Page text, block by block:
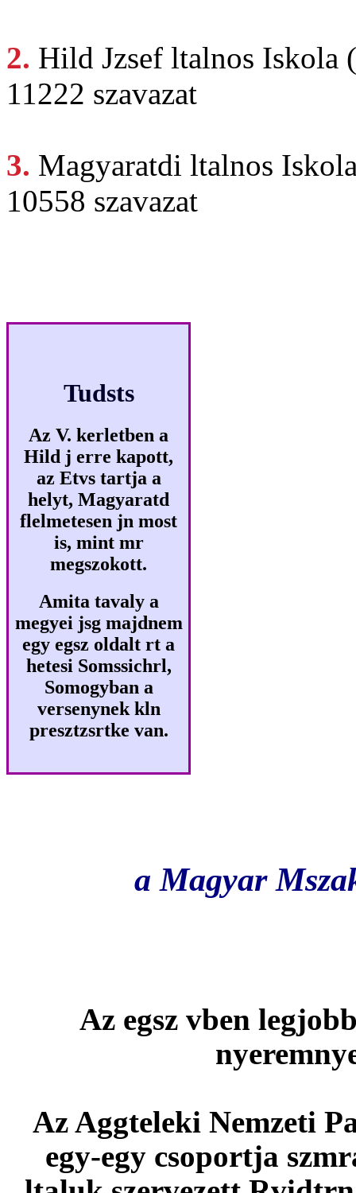
2. Hild Jzsef ltalnos Iskola
11222 szavazat
3. Magyaratdi ltalnos
10558 szavazat
Tudsts
Az V. kerletben a
Hild j erre kapott,
az Etvs tartja a
helyt, Magyaratd
flelmetesen jn most
is, mint mr
megszokott.
Amita tavaly a
megyei jsg majdnem
egy egsz oldalt rt a
hetesi Somssichrl,
Somogyban a
versenynek kln
presztzsrtke van.
a Magyar
Az egsz vben
AzAggteleki Nemzeti
egy-egy csoportja